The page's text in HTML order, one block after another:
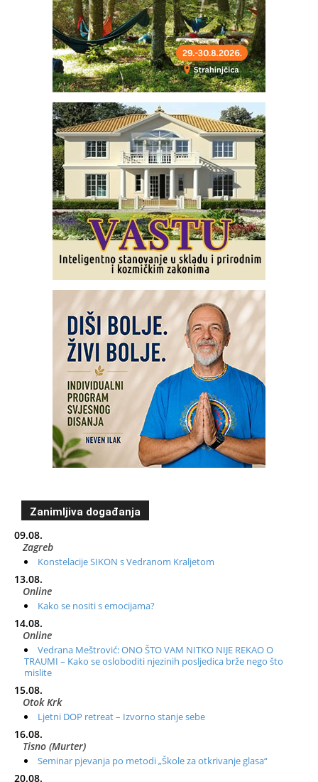
Zanimljiva događanja
09.08.
Zagreb
Konstelacije SIKON s Vedranom Kraljetom
13.08.
Online
Kako se nositi s emocijama?
14.08.
Online
Vedrana Meštrović: ONO ŠTO VAM NITKO NIJE REKAO O
TRAUMI – Kako se osloboditi njezinih posljedica brže nego što
mislite
15.08.
Otok Krk
Ljetni DOP retreat – Izvorno stanje sebe
16.08.
Tisno (Murter)
Seminar pjevanja po metodi „Škole za otkrivanje glasa“
20.08.